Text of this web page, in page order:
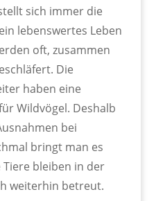
sich immer die
lebenswertes Leben
oft, zusammen
Die
haben eine
Wildvögel. Deshalb
bei
bringt man es
Tiere bleiben in der
weiterhin betreut.